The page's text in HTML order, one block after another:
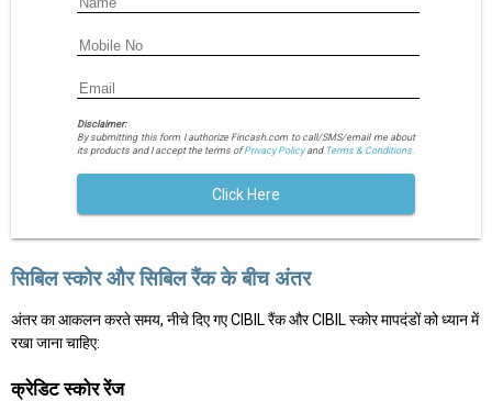
Disclaimer:
By submitting this form I authorize Fincash.com to call/SMS/email me about
its products and I accept the terms ofPrivacy Policyand Terms & Conditions.
Click Here
सिबिल स्कोर और सिबिल रैंक के बीच अंतर
अंतर का आकलन करते समय, नीचे दिए गए CIBIL रैंक और CIBIL स्कोर मापदंडों को ध्यान में
रखा जाना चाहिए:
क्रेडिट स्कोर रेंज